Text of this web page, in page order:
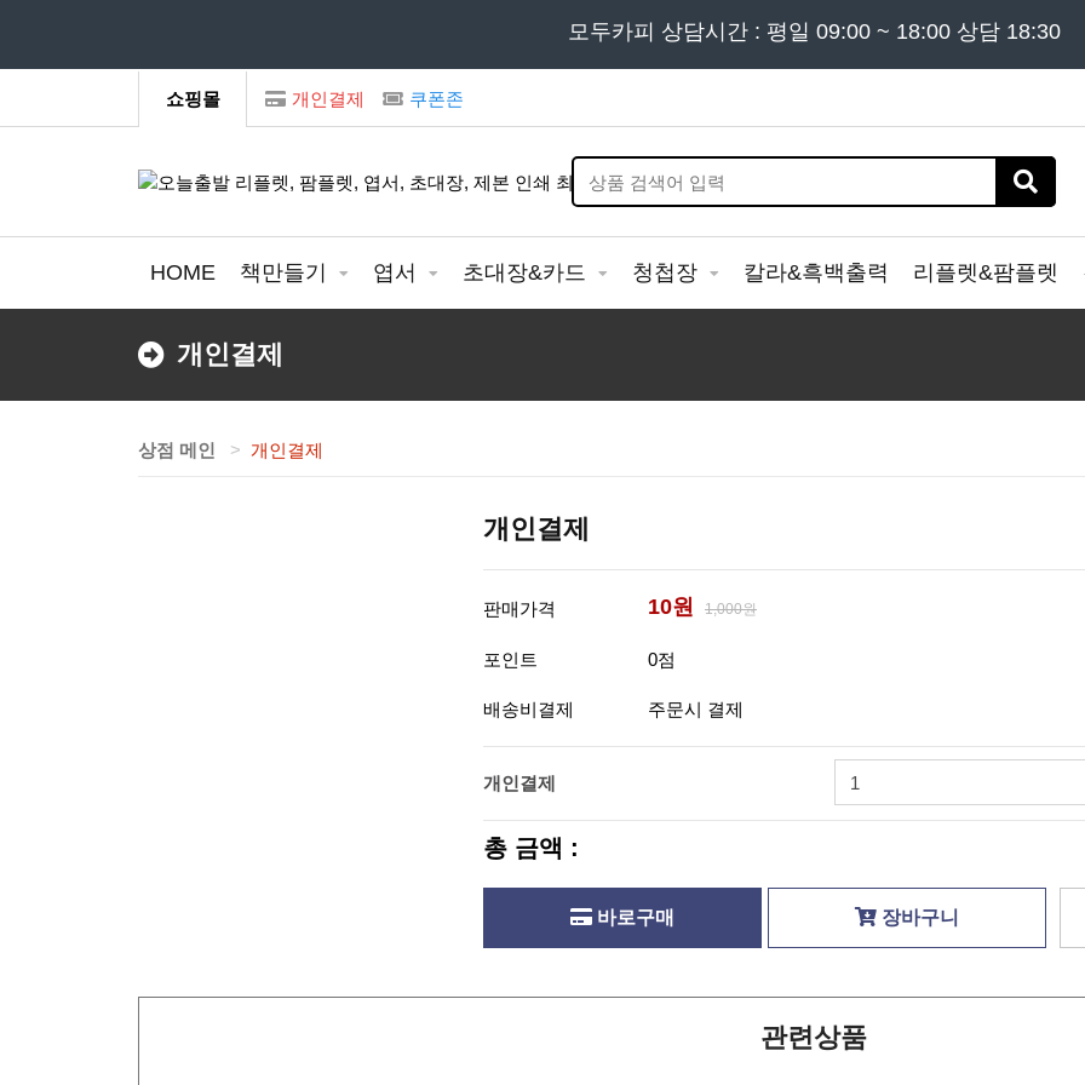
모든 문의는 02) 302 - 7797 및 '견적문의 ' 게시판을 이용해
모두카피 상담시간 : 평일 09:00 ~ 18:00 상담 18:30
쇼핑몰 개인결제 쿠폰존
HOME 책만들기 엽서 초대장&카드 청첩장 칼라&흑백출력 리플렛&팜플렛
개인결제
상점 메인 개인결제
개인결제
판매가격 10원 1,000원
포인트 0점
배송비결제 주문시 결제
개인결제
총 금액 :
바로구매 장바구니
관련상품